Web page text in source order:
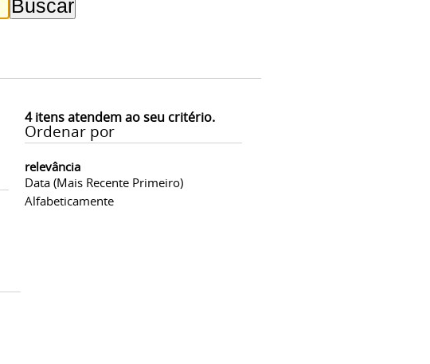
4itens atendem ao seu critério.
Ordenar por
relevância
Data (mais Recente Primeiro)
Alfabeticamente